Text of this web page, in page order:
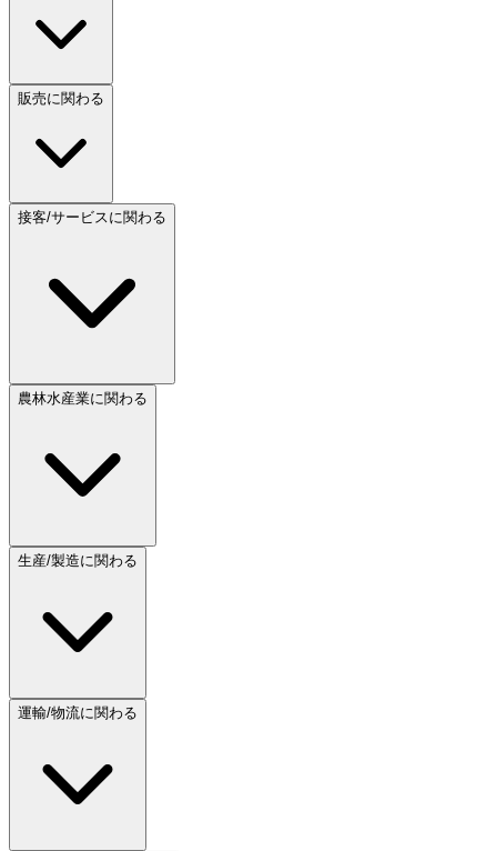
販売に関わる
接客/サービスに関わる
農林水産業に関わる
生産/製造に関わる
運輸/物流に関わる